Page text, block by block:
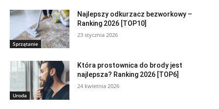
Sprzątanie
Najlepszy odkurzacz bezworkowy –
Ranking 2026 [TOP10]
23 stycznia 2026
Uroda
Która prostownica do brody jest
najlepsza? Ranking 2026 [TOP6]
24 kwietnia 2026